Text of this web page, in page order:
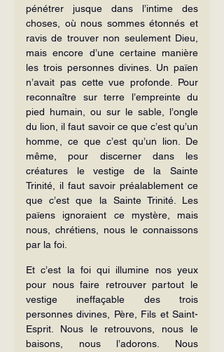
pénétrer jusque dans l’intime des
choses, où nous sommes étonnés et
ravis de trouver non seulement Dieu,
mais encore d’une certaine manière
les trois per­sonnes divines. Un païen
n’avait pas cette vue profonde. Pour
reconnaître sur terre l’empreinte du
pied humain, ou sur le sable, l’ongle
du lion, il faut savoir ce que c’est qu’un
homme, ce que c’est qu’un lion. De
même, pour discerner dans les
créatures le vestige de la Sainte
Trinité, il faut savoir préalablement ce
que c’est que la Sainte Trinité. Les
païens ignoraient ce mystère, mais
nous, chrétiens, nous le connaissons
par la foi.
Et c’est la foi qui illumine nos yeux
pour nous faire retrouver partout le
vestige ineffaçable des trois
personnes divines, Père, Fils et Saint-
Esprit. Nous le retrouvons, nous le
baisons, nous l’adorons. Nous